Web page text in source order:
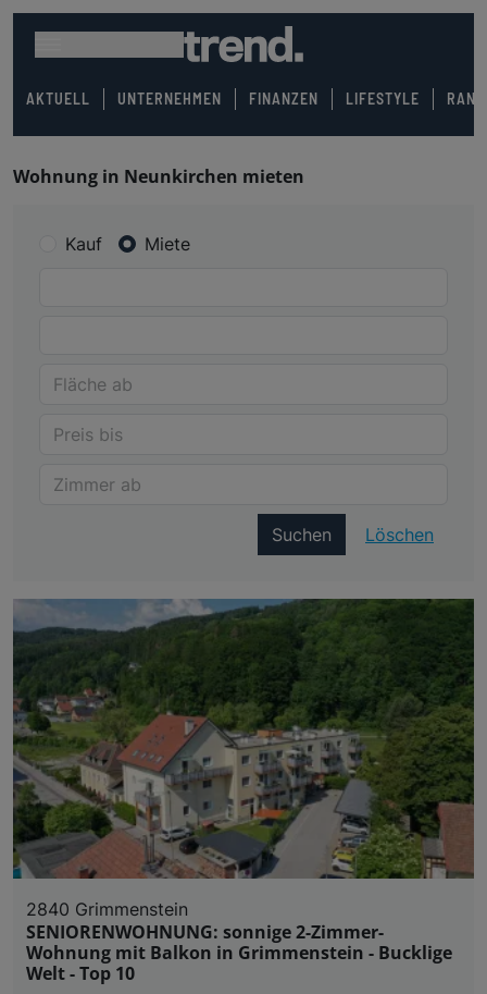
AKTUELL UNTERNEHMEN FINANZEN LIFESTYLE
Wohnung in Neunkirchen mieten
Kauf Miete
Suchen Löschen
2840 Grimmenstein
SENIORENWOHNUNG: sonnige 2-Zimmer-
Wohnung mit Balkon in Grimmenstein - Bucklige
Welt - Top 10